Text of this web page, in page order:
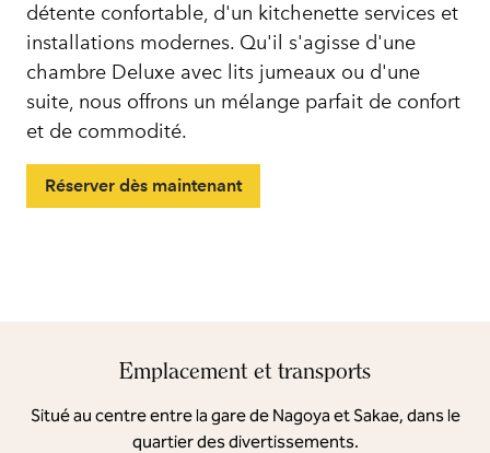
détente confortable, d'un kitchenette services et
installations modernes. Qu'il s'agisse d'une
chambre Deluxe avec lits jumeaux ou d'une
suite, nous offrons un mélange parfait de confort
et de commodité.
Réserver dès maintenant
Emplacement et transports
Situé au centre entre la gare de Nagoya et Sakae, dans le
quartier des divertissements.